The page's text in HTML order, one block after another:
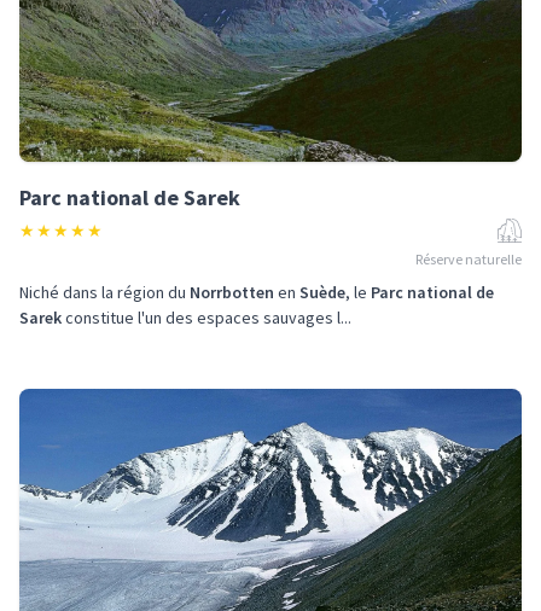
Parc national de Sarek
★★★★★
Réserve naturelle
Niché dans la région du Norrbotten en Suède, le Parc national de
Sarekconstitue l'un des espaces sauvages l...